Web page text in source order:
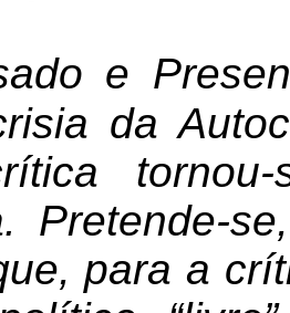
e
da
Pretende-
para a